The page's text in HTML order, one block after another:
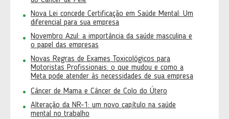
Nova Lei concede Certificação em Saúde Mental: Um
diferencial para sua empresa
Novembro Azul: a importância da saúde masculina e
o papel das empresas
Novas Regras de Exames Toxicológicos para
Motoristas Profissionais: o que mudou e como a
Meta pode atender às necessidades de sua empresa
Câncer de Mama e Câncer de Colo do Útero
Alteração da NR-1: um novo capítulo na saúde
mental no trabalho